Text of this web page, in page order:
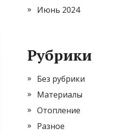
Июнь 2024
Рубрики
Без рубрики
Материалы
Отопление
Разное